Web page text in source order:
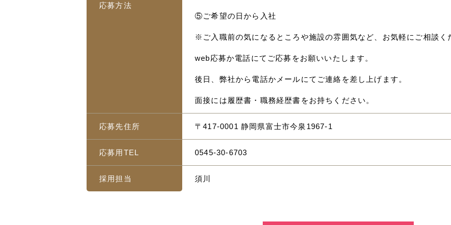
応募方法
⑤ご希望の日から入社
※ご入職前の気になるところや施設の雰囲気など、お気軽にご相談く
web応募か電話にてご応募をお願いいたします。
後日、弊社から電話かメールにてご連絡を差し上げます。
面接には履歴書・職務経歴書をお持ちください。
応募先住所 〒417-0001 静岡県富士市今泉1967-1
応募用TEL 0545-30-6703
採用担当 須川